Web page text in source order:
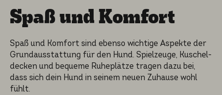
Spaß und Komfort
Spaß und Komfort sind ebenso wichti­ge Aspekte der
Grundaus­stat­tung für den Hund. Spielzeu­ge, Kuschel­
de­cken und bequeme Ruheplät­ze tragen dazu bei,
dass sich dein Hund in seinem neuen Zuhause wohl
fühlt.